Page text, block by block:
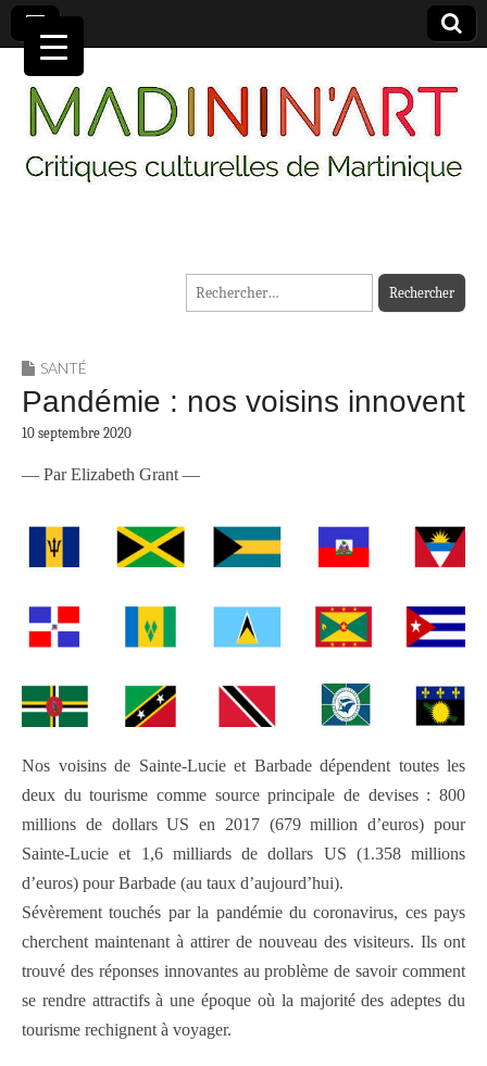
MADININ'ART
Rechercher :
SANTÉ
Pandémie : nos voisins innovent
10 septembre 2020
— Par Elizabeth Grant —
Nos voisins de Sainte-Lucie et Barbade dépendent toutes les
deux du tourisme comme source principale de devises : 800
millions de dollars US en 2017 (679 million d’euros) pour
Sainte-Lucie et 1,6 milliards de dollars US (1.358 millions
d’euros) pour Barbade (au taux d’aujourd’hui).
Sévèrement touchés par la pandémie du coronavirus, ces pays
cherchent maintenant à attirer de nouveau des visiteurs. Ils ont
trouvé des réponses innovantes au problème de savoir comment
se rendre attractifs à une époque où la majorité des adeptes du
tourisme rechignent à voyager.